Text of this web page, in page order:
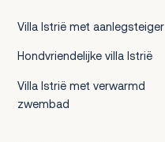
Villa Istrië met aanlegsteiger
Hondvriendelijke villa Istrië
Villa Istrië met verwarmd
zwembad